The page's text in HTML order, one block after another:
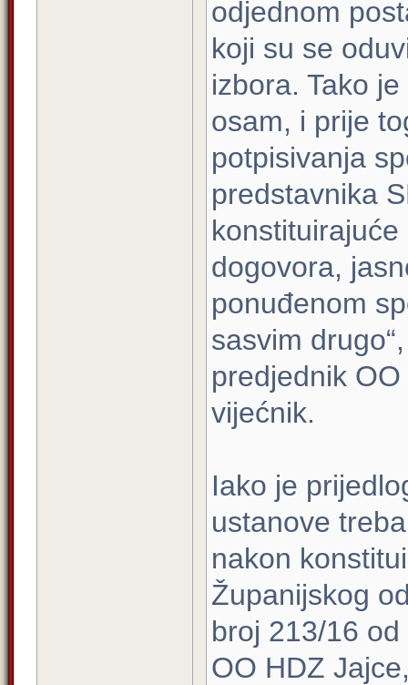
odjednom
koji su se
izbora. Tako
osam, i prije
potpisivanja
predstavnika
dogovora,
ponuđenom
sasvim
predjednik
vijećnik.
Iako je
ustanove
nakon
Županijskog
broj 213/16
OO HDZ